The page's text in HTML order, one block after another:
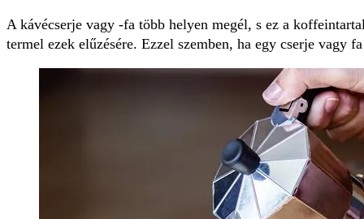
A kávécserje vagy -fa több helyen megél, s ez a
termel ezek elűzésére. Ezzel szemben, ha egy cserje vagy